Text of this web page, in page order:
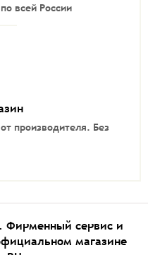
всей России
производителя. Без
Фирменный сервис и
магазине